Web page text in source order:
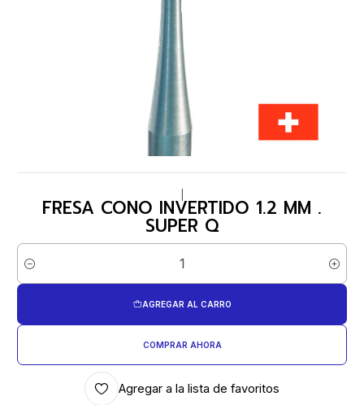
FRESA CONO INVERTIDO 1.2 MM .
SUPER Q
Cantidad
AGREGAR AL CARRO
COMPRAR AHORA
Agregar a la lista de favoritos